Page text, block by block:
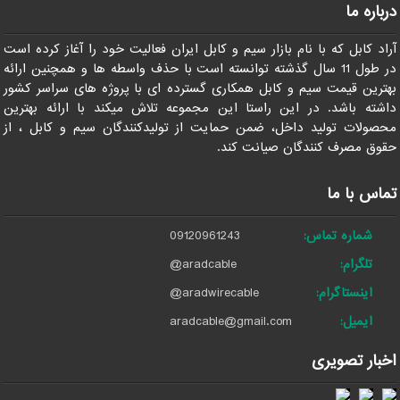
درباره ما
آراد کابل که با نام بازار سیم و کابل ایران فعالیت خود را آغاز کرده است
در طول 11 سال گذشته توانسته است با حذف واسطه ها و همچنین ارائه
بهترین قیمت سیم و کابل همکاری گسترده ای با پروژه های سراسر کشور
داشته باشد. در این راستا این مجموعه تلاش میکند با ارائه بهترین
محصولات تولید داخل، ضمن حمایت از تولیدکنندگان سیم و کابل ، از
حقوق مصرف کنندگان صیانت کند.
تماس با ما
شماره تماس:
09120961243
تلگرام:
@aradcable
اینستاگرام:
@aradwirecable
ایمیل:
aradcable@gmail.com
اخبار تصویری